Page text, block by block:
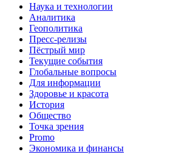
Наука и технологии
Аналитика
Геополитика
Пресс-релизы
Пёстрый мир
Текущие события
Глобальные вопросы
Для информации
Здоровье и красота
История
Общество
Точка зрения
Promo
Экономика и финансы